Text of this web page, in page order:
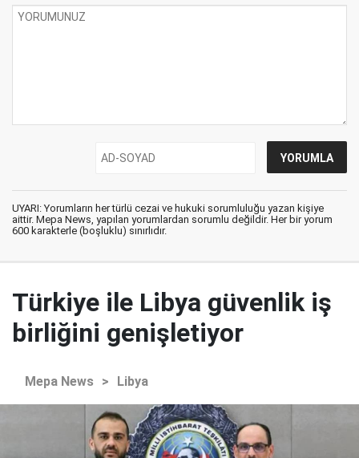
UYARI: Yorumların her türlü cezai ve hukuki sorumluluğu yazan kişiye
aittir. Mepa News, yapılan yorumlardan sorumlu değildir. Her bir yorum
600 karakterle (boşluklu) sınırlıdır.
Türkiye ile Libya güvenlik iş
birliğini genişletiyor
Mepa News > Libya